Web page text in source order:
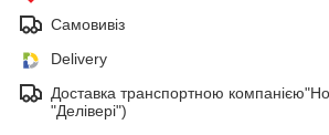
Самовивіз
Delivery
Доставка транспортною
"Делівері")